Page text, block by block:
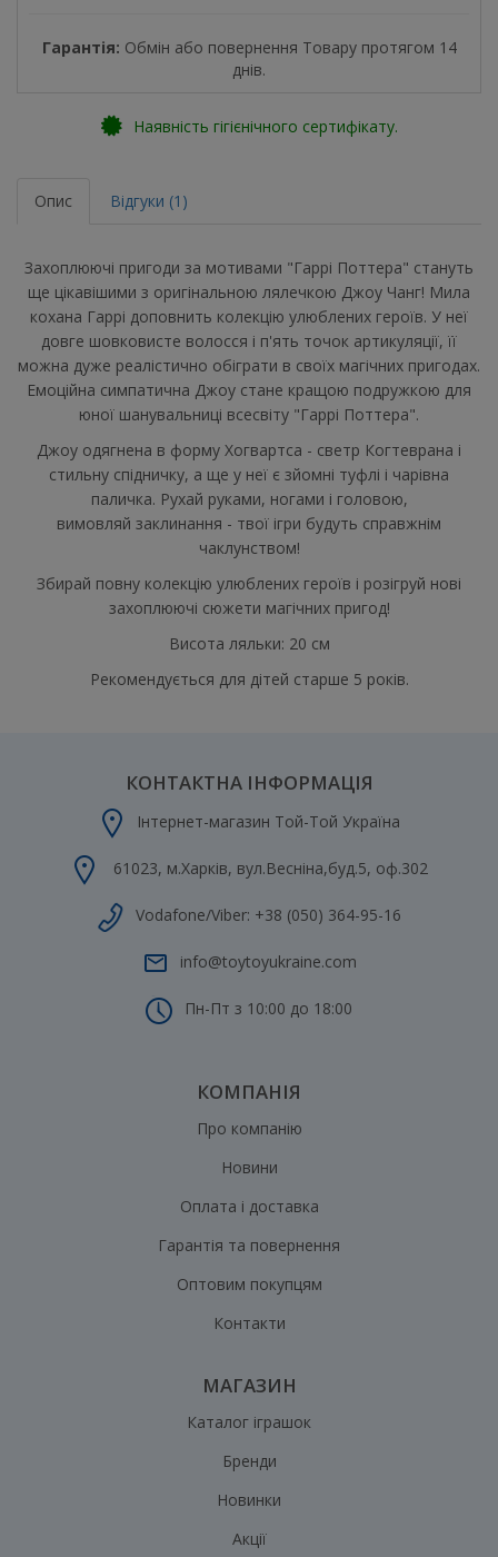
Гарантія: Обмін або повернення Товару протягом 14
днів.
Наявність гігієнічного сертифікату.
Опис Відгуки (1)
Захоплюючі пригоди за мотивами "Гаррі Поттера" стануть
ще цікавішими з оригінальною лялечкою Джоу Чанг! Мила
кохана Гаррі доповнить колекцію улюблених героїв. У неї
довге шовковисте волосся і п'ять точок артикуляції, її
можна дуже реалістично обіграти в своїх магічних пригодах.
Емоційна симпатична Джоу стане кращою подружкою для
юної шанувальниці всесвіту "Гаррі Поттера".
Джоу одягнена в форму Хогвартса - светр Когтеврана і
стильну спідничку, а ще у неї є зйомні туфлі і чарівна
паличка. Рухай руками, ногами і головою,
вимовляй заклинання - твої ігри будуть справжнім
чаклунством!
Збирай повну колекцію улюблених героїв і розігруй нові
захоплюючі сюжети магічних пригод!
Висота ляльки: 20 см
Рекомендується для дітей старше 5 років.
КОНТАКТНА ІНФОРМАЦІЯ
Інтернет-магазин Той-Той Україна
61023, м.Харків, вул.Весніна,буд.5, оф.302
Vodafone/Viber: +38 (050) 364-95-16
info@toytoyukraine.com
Пн-Пт з 10:00 до 18:00
КОМПАНІЯ
Про компанію
Новини
Оплата і доставка
Гарантія та повернення
Оптовим покупцям
Контакти
МАГАЗИН
Каталог іграшок
Бренди
Новинки
Акції